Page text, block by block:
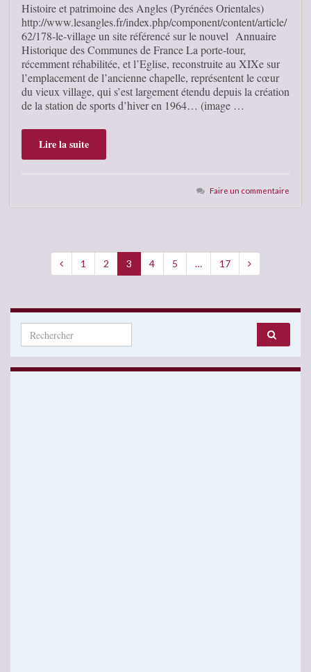
Histoire et patrimoine des Angles (Pyrénées Orientales)
http://www.lesangles.fr/index.php/component/content/article/
62/178-le-village un site référencé sur le nouvel Annuaire
Historique des Communes de France La porte-tour,
récemment réhabilitée, et l’Eglise, reconstruite au XIXe sur
l’emplacement de l’ancienne chapelle, représentent le cœur
du vieux village, qui s’est largement étendu depuis la création
de la station de sports d’hiver en 1964… (image …
Lire la suite
Faire un commentaire
1 2 3 4 5 … 17
Search for: